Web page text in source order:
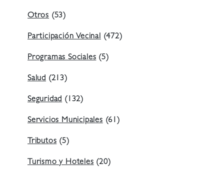
Otros (53)
Participación Vecinal(472)
Programas Sociales(5)
Salud (213)
Seguridad(132)
Servicios Municipales(61)
Tributos(5)
Turismo y Hoteles(20)